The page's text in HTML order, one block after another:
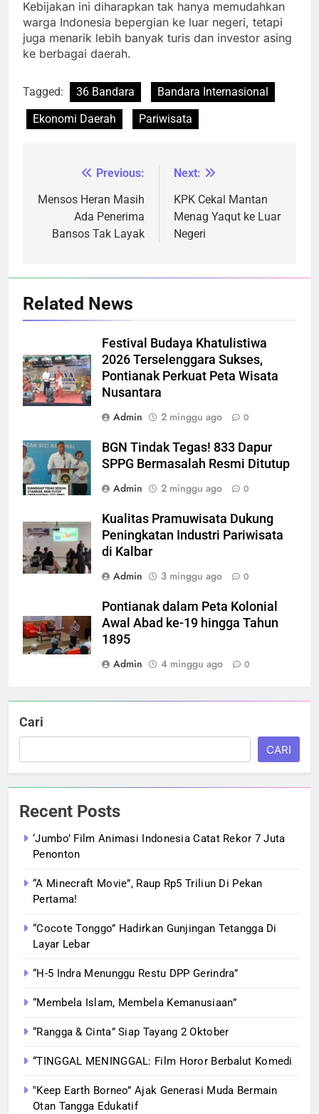
Kebijakan ini diharapkan tak hanya memudahkan
warga Indonesia bepergian ke luar negeri, tetapi
juga menarik lebih banyak turis dan investor asing
ke berbagai daerah.
Tagged: 36 Bandara
Bandara Internasional
Ekonomi Daerah
Pariwisata
Navigasi
pos
Previous:
Mensos Heran Masih
Ada Penerima
Bansos Tak Layak
Next:
KPK Cekal Mantan
Menag Yaqut ke Luar
Negeri
Related News
Festival Budaya Khatulistiwa
2026 Terselenggara Sukses,
Pontianak Perkuat Peta Wisata
Nusantara
Admin
2 minggu ago 0
BGN Tindak Tegas! 833 Dapur
SPPG Bermasalah Resmi Ditutup
Admin
2 minggu ago 0
Kualitas Pramuwisata Dukung
Peningkatan Industri Pariwisata
di Kalbar
Admin
3 minggu ago 0
Pontianak dalam Peta Kolonial
Awal Abad ke-19 hingga Tahun
1895
Admin
4 minggu ago 0
Cari
CARI
Recent Posts
‘Jumbo’ Film Animasi Indonesia Catat Rekor 7 Juta
Penonton
“A Minecraft Movie”, Raup Rp5 Triliun Di Pekan
Pertama!
“Cocote Tonggo” Hadirkan Gunjingan Tetangga Di
Layar Lebar
“H-5 Indra Menunggu Restu DPP Gerindra”
“Membela Islam, Membela Kemanusiaan”
“Rangga & Cinta” Siap Tayang 2 Oktober
“TINGGAL MENINGGAL: Film Horor Berbalut Komedi
‟Keep Earth Borneo” Ajak Generasi Muda Bermain
Otan Tangga Edukatif